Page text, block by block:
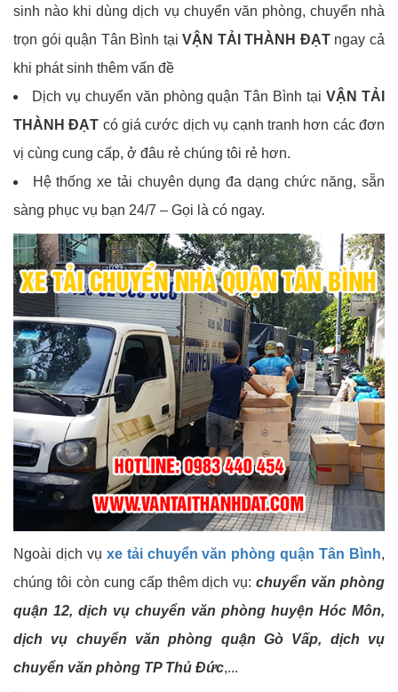
sinh nào khi dùng dịch vụ chuyển văn phòng, chuyển nhà
trọn gói quận Tân Bình tạiVẬN TẢI THÀNH ĐẠTngay cả
khi phát sinh thêm vấn đề
Dịch vụ chuyển văn phòng quận Tân Bình tạiVẬN TẢI
THÀNH ĐẠT có giá cước dịch vụ cạnh tranh hơn các đơn
vị cùng cung cấp, ở đâu rẻ chúng tôi rẻ hơn.
Hệ thống xe tải chuyên dụng đa dạng chức năng, sẵn
sàng phục vụ bạn 24/7 – Gọi là có ngay.
Ngoài dịch vụ xe tải chuyển văn phòng quận Tân Bình,
chúng tôi còn cung cấp thêm dịch vụ:chuyển văn phòng
quận 12, dịch vụ chuyển văn phòng huyện Hóc Môn,
dịch vụ chuyển văn phòng quận Gò Vấp, dịch vụ
chuyển văn phòng TP Thủ Đức,...